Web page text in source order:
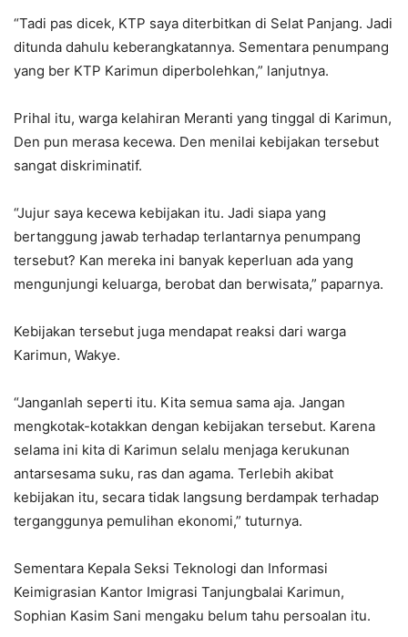
“Tadi pas dicek, KTP saya diterbitkan di Selat Panjang. Jadi
ditunda dahulu keberangkatannya. Sementara penumpang
yang ber KTP Karimun diperbolehkan,” lanjutnya.
Prihal itu, warga kelahiran Meranti yang tinggal di Karimun,
Den pun merasa kecewa. Den menilai kebijakan tersebut
sangat diskriminatif.
“Jujur saya kecewa kebijakan itu. Jadi siapa yang
bertanggung jawab terhadap terlantarnya penumpang
tersebut? Kan mereka ini banyak keperluan ada yang
mengunjungi keluarga, berobat dan berwisata,” paparnya.
Kebijakan tersebut juga mendapat reaksi dari warga
Karimun, Wakye.
“Janganlah seperti itu. Kita semua sama aja. Jangan
mengkotak-kotakkan dengan kebijakan tersebut. Karena
selama ini kita di Karimun selalu menjaga kerukunan
antarsesama suku, ras dan agama. Terlebih akibat
kebijakan itu, secara tidak langsung berdampak terhadap
terganggunya pemulihan ekonomi,” tuturnya.
Sementara Kepala Seksi Teknologi dan Informasi
Keimigrasian Kantor Imigrasi Tanjungbalai Karimun,
Sophian Kasim Sani mengaku belum tahu persoalan itu.